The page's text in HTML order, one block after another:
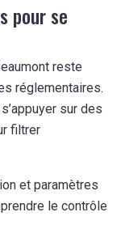
pour se
reste
réglementaires.
sur des
filtrer
et paramètres
le contrôle